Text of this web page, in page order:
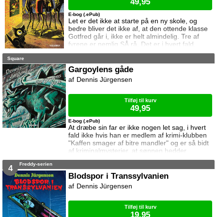
Let er det ikke at starte på en ny skole, og
bedre bliver det ikke af, at den ottende klasse
Gotfred går i, ikke er helt almindelig. Tre af
fyrene er nemlig SÅ rå. Det er i hvert fald,
hvad de giver sig ud for i deres lille klub, hvor
De tre synes, at Gotfred godt må komme med
i klubben, fordi "han virker meget frisk. Lidt
vattet måske, men det skal vi sgu' hurtigt få
E-bog (.ePub)
Square
Gargoylens gåde
At dræbe sin far er ikke nogen let sag, i hvert
fald ikke hvis han er medlem af krimi-klubben
"Kaffen smager af bitre mandler" og er så bidt
af kriminalmysterier, at sønnen hedder
Sherlock. Det sætter til stadighed Sherlock grå
perfekte mord på dette geni indenfor logisk
tænkning. Han får dog hurtigt andet at tænke
på, da han opdager at en Dr. Divan forsøger
E-bog (.ePub)
Dennis Jürgensen
Tilføj til kurv
49,95
4 Freddy-serien
Blodspor i Transsylvanien
Dennis Jürgensen
Tilføj til kurv
19,95